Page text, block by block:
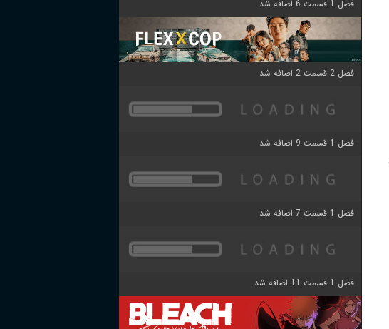
فصل 1 قسمت 6 اضافه شد
فصل 2 قسمت 2 اضافه شد
فصل 1 قسمت 9 اضافه شد
فصل 1 قسمت 7 اضافه شد
فصل 1 قسمت 11 اضافه شد